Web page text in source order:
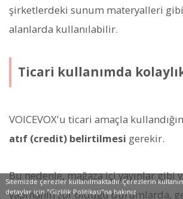
şirketlerdeki sunum materyalleri
alanlarda kullanılabilir.
Ticari kullanımda
VOICEVOX'u ticari amaçla
atıf (credit) belirtilmesi gerekir.
Bu nedenle, mağaza içi yayınlar gibi
yapmanın zor olduğu durumlarda,
Sitemizde çerezler kullanılmaktadır.Çerezlerin
detaylar için "Gizlilik Politikası"na bakınız.